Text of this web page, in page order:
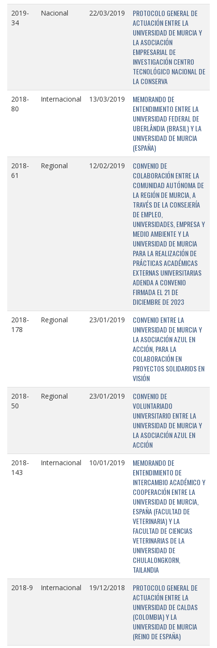
2019-
34
Nacional 22/03/2019
PROTOCOLO GENERAL DE
ACTUACIÓN ENTRE LA
UNIVERSIDAD DE MURCIA Y
LA ASOCIACIÓN
EMPRESARIAL DE
INVESTIGACIÓN CENTRO
TECNOLÓGICO NACIONAL DE
LA CONSERVA
2018-
80
Internacional 13/03/2019
MEMORANDO DE
ENTENDIMIENTO ENTRE LA
UNIVERSIDAD FEDERAL DE
UBERLÂNDIA (BRASIL) Y LA
UNIVERSIDAD DE MURCIA
(ESPAÑA)
2018-
61
Regional 12/02/2019
CONVENIO DE
COLABORACIÓN ENTRE LA
COMUNIDAD AUTÓNOMA DE
LA REGIÓN DE MURCIA, A
TRAVÉS DE LA CONSEJERÍA
DE EMPLEO,
UNIVERSIDADES, EMPRESA Y
MEDIO AMBIENTE Y LA
UNIVERSIDAD DE MURCIA
PARA LA REALIZACIÓN DE
PRÁCTICAS ACADÉMICAS
EXTERNAS UNIVERSITARIAS
ADENDA A CONVENIO
FIRMADA EL 21 DE
DICIEMBRE DE 2023
2018-
178
Regional 23/01/2019
CONVENIO ENTRE LA
UNIVERSIDAD DE MURCIA Y
LA ASOCIACIÓN AZUL EN
ACCIÓN, PARA LA
COLABORACIÓN EN
PROYECTOS SOLIDARIOS EN
VISIÓN
2018-
50
Regional 23/01/2019
CONVENIO DE
VOLUNTARIADO
UNIVERSITARIO ENTRE LA
UNIVERSIDAD DE MURCIA Y
LA ASOCIACIÓN AZUL EN
ACCIÓN
2018-
143
Internacional 10/01/2019
MEMORANDO DE
ENTENDIMIENTO DE
INTERCAMBIO ACADÉMICO Y
COOPERACIÓN ENTRE LA
UNIVERSIDAD DE MURCIA,
ESPAÑA (FACULTAD DE
VETERINARIA) Y LA
FACULTAD DE CIENCIAS
VETERINARIAS DE LA
UNIVERSIDAD DE
CHULALONGKORN,
TAILANDIA
2018-9 Internacional 19/12/2018
PROTOCOLO GENERAL DE
ACTUACIÓN ENTRE LA
UNIVERSIDAD DE CALDAS
(COLOMBIA) Y LA
UNIVERSIDAD DE MURCIA
(REINO DE ESPAÑA)